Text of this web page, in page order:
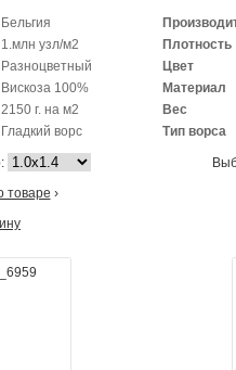
Бельгия
1.млн узл/м2
Разноцветный
Вискоза 100%
2150 г. на м2
Гладкий ворс
товаре ›
Плотность
Цвет
Материал
Вес
Тип ворса